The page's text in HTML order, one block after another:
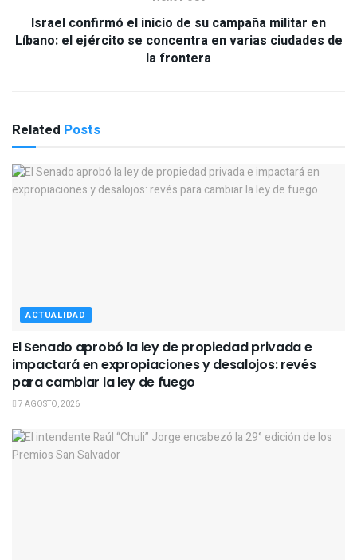
Israel confirmó el inicio de su campaña militar en
Líbano: el ejército se concentra en varias ciudades de
la frontera
Related Posts
ACTUALIDAD
El Senado aprobó la ley de propiedad privada e
impactará en expropiaciones y desalojos: revés
para cambiar la ley de fuego
7 AGOSTO, 2026